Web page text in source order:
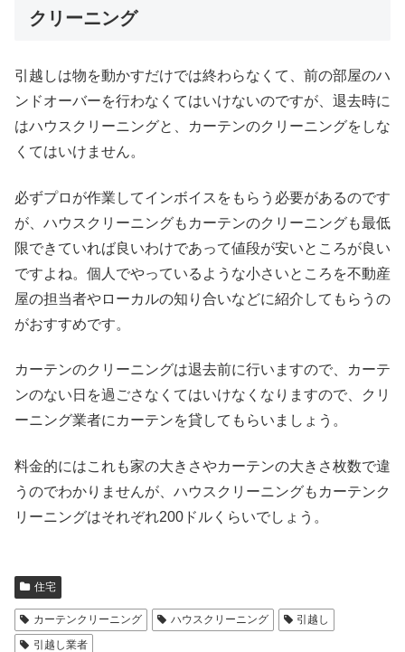
クリーニング
引越しは物を動かすだけでは終わらなくて、前の部屋のハ
ンドオーバーを行わなくてはいけないのですが、退去時に
はハウスクリーニングと、カーテンのクリーニングをしな
くてはいけません。
必ずプロが作業してインボイスをもらう必要があるのです
が、ハウスクリーニングもカーテンのクリーニングも最低
限できていれば良いわけであって値段が安いところが良い
ですよね。個人でやっているような小さいところを不動産
屋の担当者やローカルの知り合いなどに紹介してもらうの
がおすすめです。
カーテンのクリーニングは退去前に行いますので、カーテ
ンのない日を過ごさなくてはいけなくなりますので、クリ
ーニング業者にカーテンを貸してもらいましょう。
料金的にはこれも家の大きさやカーテンの大きさ枚数で違
うのでわかりませんが、ハウスクリーニングもカーテンク
リーニングはそれぞれ200ドルくらいでしょう。
住宅
カーテンクリーニング ハウスクリーニング
引越し
引越し業者